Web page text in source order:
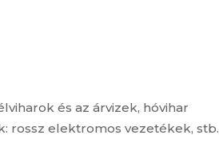
és az árvizek, hóvihar
rossz elektromos vezetékek, stb.